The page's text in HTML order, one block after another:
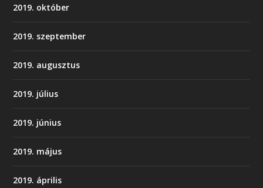
2019. október
2019. szeptember
2019. augusztus
2019. július
2019. június
2019. május
2019. április